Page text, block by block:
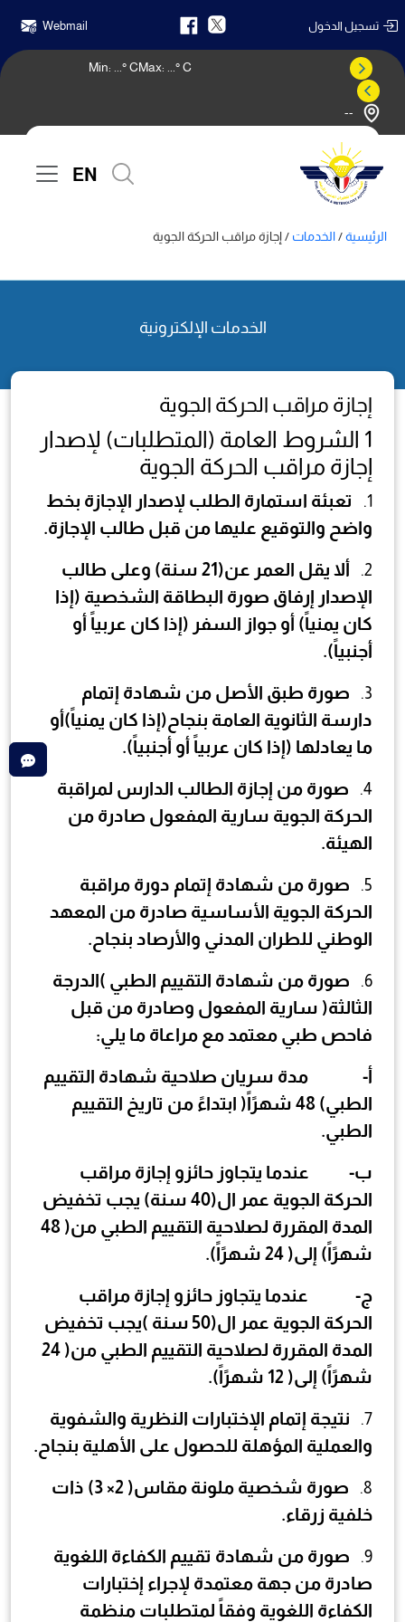
تسجيل الدخول Webmail
--
Max: ° C
Min: ° C
EN
الرئيسية/الخدمات / إجازة مراقب الحركة الجوية
الخدمات الإلكترونية
إجازة مراقب الحركة الجوية
1 الشروط العامة (المتطلبات) لإصدار
إجازة مراقب الحركة الجوية
1.
تعبئة استمارة الطلب لإصدار الإجازة بخط
واضح والتوقيع عليها من قبل طالب الإجازة.
2. ألا يقل العمر عن(21 سنة) وعلى طالب
الإصدار إرفاق صورة البطاقة الشخصية (إذا
كان يمنياً) أو جواز السفر (إذا كان عربياً أو
أجنبياً).
3.
صورة طبق الأصل من شهادة إتمام
دارسة الثانوية العامة بنجاح(إذا كان يمنياً)أو
ما يعادلها (إذا كان عربياً أو أجنبياً).
4.
صورة من إجازة الطالب الدارس لمراقبة
الحركة الجوية سارية المفعول صادرة من
الهيئة.
5.
صورة من شهادة إتمام دورة مراقبة
الحركة الجوية الأساسية صادرة من المعهد
الوطني للطران المدني والأرصاد بنجاح.
6.
صورة من شهادة التقييم الطبي )الدرجة
الثالثة( سارية المفعول وصادرة من قبل
فاحص طبي معتمد مع مراعاة ما يلي:
‌أ- مدة سريان صلاحية شهادة التقييم
الطبي) 48 شهرًاً( ابتداءً من تاريخ التقييم
الطبي.
‌ب- عندما يتجاوز حائزو إجازة مراقب
الحركة الجوية عمر ال(40 سنة) يجب تخفيض
المدة المقررة لصلاحية التقييم الطبي من( 48
شهرًاً) إلى( 24 شهرًاً).
‌ج- عندما يتجاوز حائزو إجازة مراقب
الحركة الجوية عمر ال(50 سنة )يجب تخفيض
المدة المقررة لصلاحية التقييم الطبي من( 24
شهرًاً) إلى( 12 شهرًاً).
7.
نتيجة إتمام الإختبارات النظرية والشفوية
والعملية المؤهلة للحصول على الأهلية بنجاح.
8. صورة شخصية ملونة مقاس( 2
×
3) ذات
خلفية زرقاء.
9.
صورة من شهادة تقييم الكفاءة اللغوية
صادرة من جهة معتمدة لإجراء إختبارات
الكفاءة اللغوية وفقاً لمتطلبات منظمة